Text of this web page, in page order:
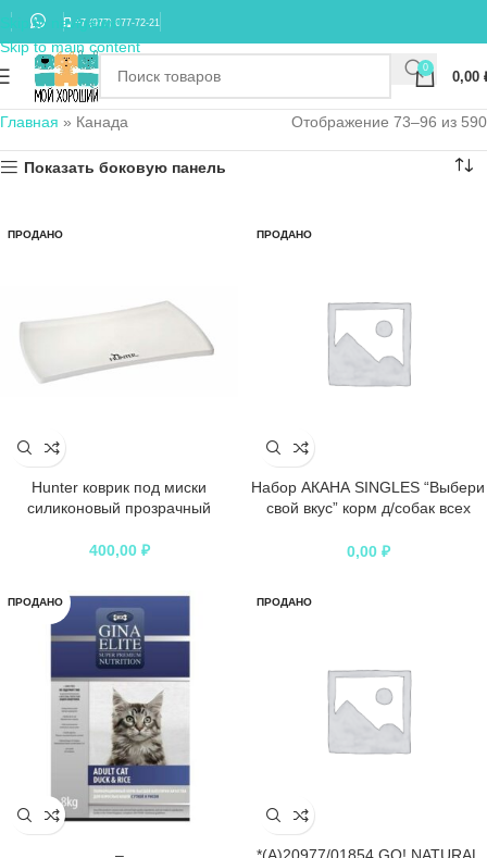
Skip to navigation
Skip to main content
+7 (977) 677-72-21
0
0,00
Главная » Канада Отображение 97–120 из 590
Показать боковую панель
ПРОДАНО
Hunter коврик под миски
силиконовый прозрачный
400,00 ₽
ПРОДАНО
Набор АКАНА SINGLES “Выбери
свой вкус” корм д/собак всех
0,00 ₽
ПРОДАНО ПРОДАНО